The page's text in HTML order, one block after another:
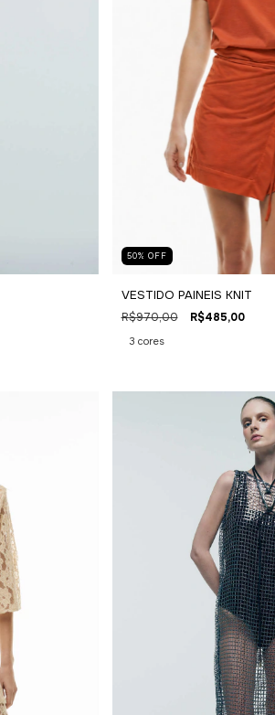
50% OFF
VESTIDO PAINEIS KNIT
R$970,00 R$485,00
3 cores